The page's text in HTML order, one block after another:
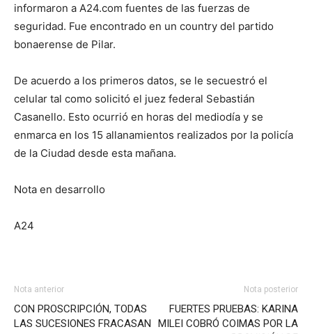
informaron a A24.com fuentes de las fuerzas de
seguridad. Fue encontrado en un country del partido
bonaerense de Pilar.
De acuerdo a los primeros datos, se le secuestró el
celular tal como solicitó el juez federal Sebastián
Casanello. Esto ocurrió en horas del mediodía y se
enmarca en los 15 allanamientos realizados por la policía
de la Ciudad desde esta mañana.
Nota en desarrollo
A24
Nota anterior
CON PROSCRIPCIÓN, TODAS
LAS SUCESIONES FRACASAN
Nota posterior
FUERTES PRUEBAS: KARINA
MILEI COBRÓ COIMAS POR LA